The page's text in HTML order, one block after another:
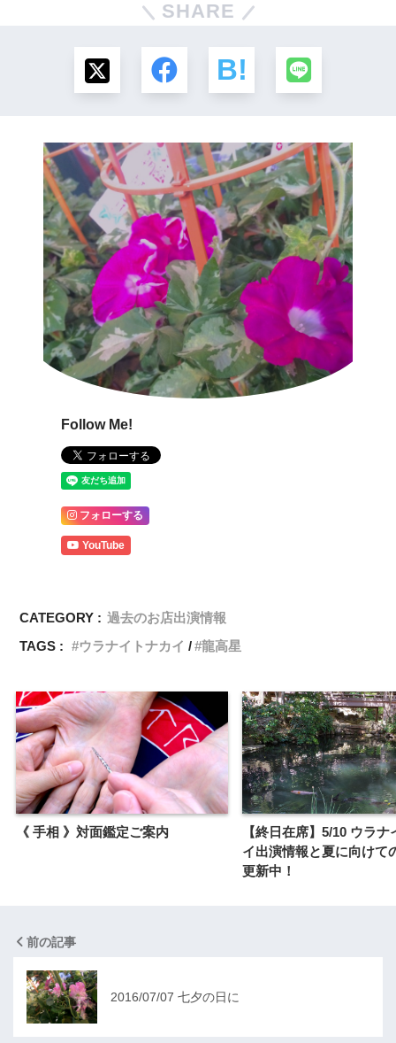
SHARE
Follow Me!
フォローする
YouTube
CATEGORY : 過去のお店出演情報
TAGS :
ウラナイトナカイ 龍高星
《 手相 》対面鑑定ご案内
【終日在席】5/10 ウラナ
イ出演情報と夏に向けて
更新中！
前の記事
2016/07/07 七夕の日に